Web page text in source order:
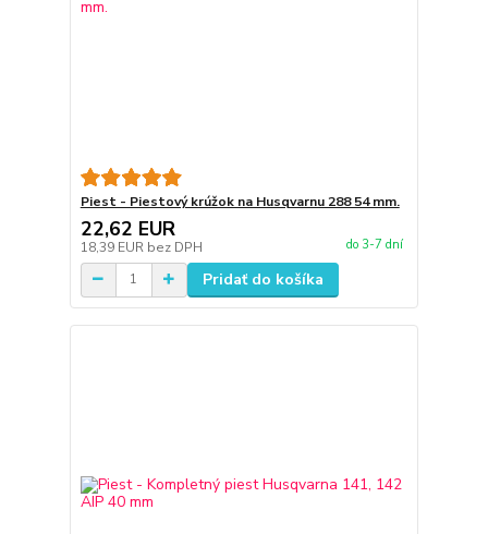
Piest - Piestový krúžok na Husqvarnu 288 54 mm.
22,62 EUR
18,39 EUR bez DPH do 3-7 dní
Pridať do košíka